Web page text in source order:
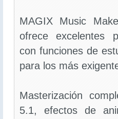
MAGIX Music
ofrece excelentes
con funciones de
para los más
Masterización
5.1, efectos de